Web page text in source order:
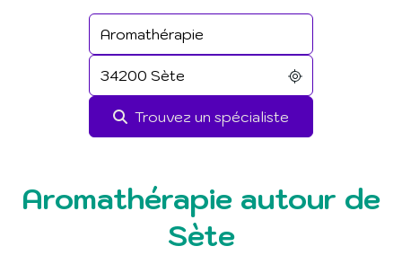
Trouvez un spécialiste
Mot de passe
J'ai oublié mon mot de passe
Connexion
Aromathérapie autour de
Sète